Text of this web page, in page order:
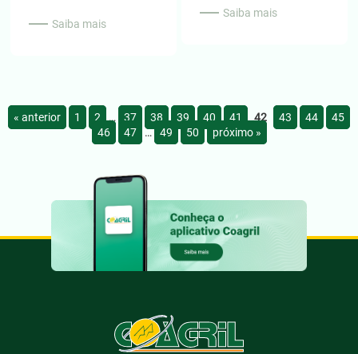
Saiba mais
Saiba mais
« anterior 1 2 … 37 38 39 40 41 42 43 44
45
46
47 … 49 50 próximo »